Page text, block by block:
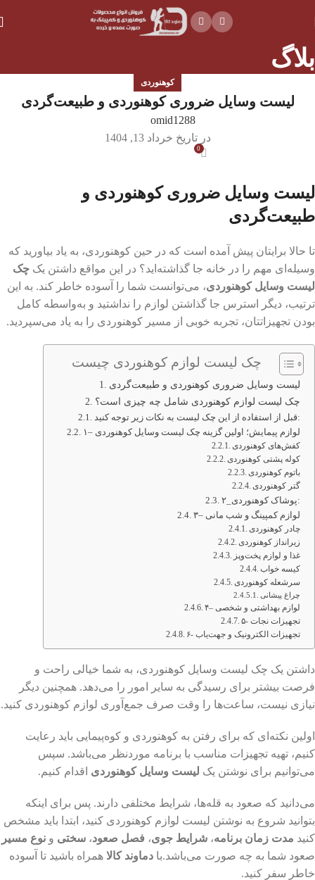
بلاگ
کوهنوردی
لیست وسایل ضروری کوهنوردی و طبیعت‌گردی
omid1288
در تاریخ خرداد 13, 1404
0
لیست وسایل ضروری کوهنوردی و
طبیعت‌گردی
تا حالا برایتان پیش آمده است که در حین کوهنوردی، به یاد بیاورید که
وسیله‌ای مهم را در خانه جا گذاشته‌اید؟ در این مواقع داشتن یک چک
لیست وسایل کوهنوردی، می‌‌توانست شما را آسوده خاطر کند. به این
ترتیب، دیگر استرس جا گذاشتن لوازم را نداشتید و به‌واسطه کامل
بودن تجهیزاتتان، تجربه خوبی از مسیر کوهنوردی را به یاد می‌سپردید.
چک لیست لوازم کوهنوردی چیست
لیست وسایل ضروری کوهنوردی و طبیعت‌گردی
چک لیست لوازم کوهنوردی شامل چه چیزی است؟
قبل از استفاده از این چک لیست به نکات زیر توجه کنید:
۱– لوازم پیمایش؛ اولین گزینه چک لیست وسایل کوهنوردی
کفش‌های کوهنوردی
کوله پشتی کوهنوردی
باتوم کوهنوردی
گتر کوهنوردی
۲_پوشاک کوهنوردی:
۳– لوازم کمپینگ و شب مانی
چادر کوهنوردی
زیرانداز کوهنوردی
غذا و لوازم پخت‌‌و‌پز
کیسه خواب
سرشعله کوهنوردی
چراغ پیشانی
۴– لوازم بهداشتی و شخصی
۵- تجهیزات نجات
۶- تجهیزات الکترونیک و جهت‌یاب
داشتن یک چک لیست وسایل کوهنوردی، به شما خیالی راحت و
فرصت بیشتر برای رسیدگی به سایر امور را می‌دهد. همچنین دیگر
نیازی نیست، ساعت‌ها را وقت صرف جمع‌آوری لوازم کوهنوردی کنید.
اولین نکته‌ای که برای رفتن به کوهنوردی و کوه‌پیمایی باید رعایت
کنیم، تهیه تجهیزات مناسب با برنامه موردنظر می‌باشد. سپس
می‌توانیم برای نوشتن یک لیست وسایل کوهنوردی اقدام کنیم.
می‌دانید که صعود به قله‌ها، شرایط مختلفی دارند. پس برای اینکه
بتوانید شروع به نوشتن لیست لوازم کوهنوردی کنید، ابتدا باید مشخص
کنید مدت زمان برنامه، شرایط جوی، فصل صعود، سختی و نوع مسیر
صعود شما به چه صورت می‌باشد.با دماوند کالا همراه باشید تا آسوده
خاطر سفر کنید.